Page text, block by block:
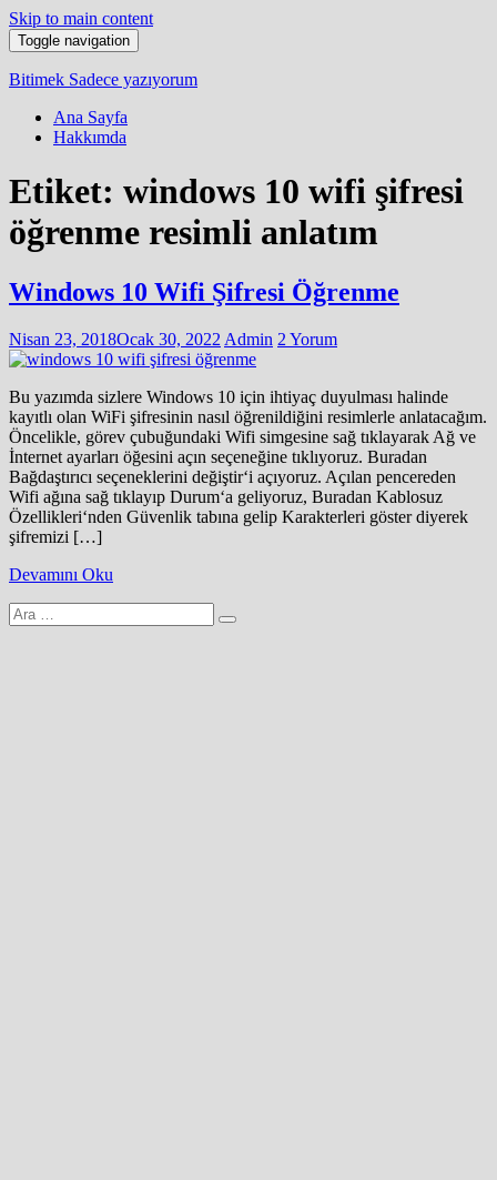
Skip to main content
Toggle navigation
Bitimek Sadece yazıyorum
Ana Sayfa
Hakkımda
Etiket: windows 10 wifi şifresi
öğrenme resimli anlatım
Windows 10 Wifi Şifresi Öğrenme
Nisan 23, 2018Ocak 30, 2022 Admin 2 Yorum
Bu yazımda sizlere Windows 10 için ihtiyaç duyulması halinde
kayıtlı olan WiFi şifresinin nasıl öğrenildiğini resimlerle anlatacağım.
Öncelikle, görev çubuğundaki Wifi simgesine sağ tıklayarak Ağ ve
İnternet ayarları öğesini açın seçeneğine tıklıyoruz. Buradan
Bağdaştırıcı seçeneklerini değiştir‘i açıyoruz. Açılan pencereden
Wifi ağına sağ tıklayıp Durum‘a geliyoruz, Buradan Kablosuz
Özellikleri‘nden Güvenlik tabına gelip Karakterleri göster diyerek
şifremizi […]
Devamını Oku
Arama
yap: